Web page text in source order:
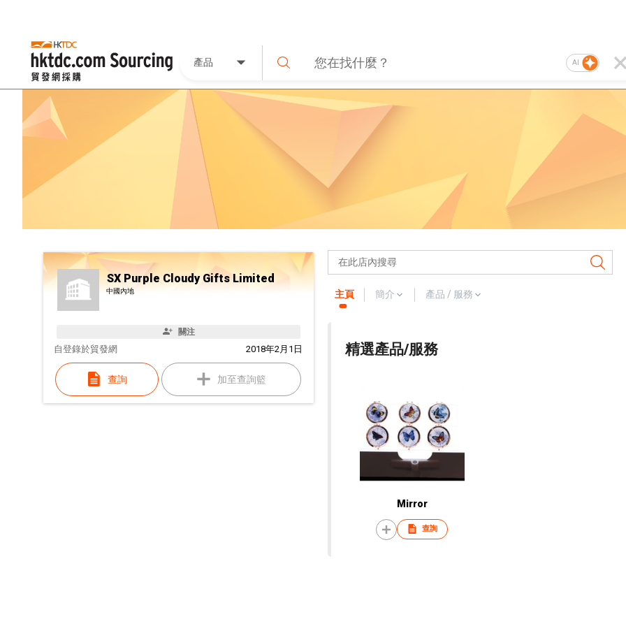
產品 AI
SX Purple Cloudy Gifts Limited
中國內地
關注
自 2018年2月1日
登錄於貿發網
查詢 加至查詢籃
主頁 簡介 產品 / 服務
精選產品/服務
Mirror
查詢